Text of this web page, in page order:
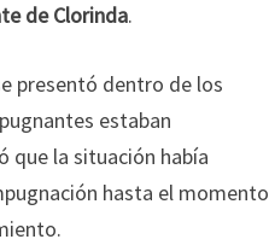
de Clorinda.
presentó dentro de los
estaban
que la situación había
hasta el momento